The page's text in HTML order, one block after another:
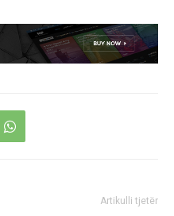
Artikulli tjetër